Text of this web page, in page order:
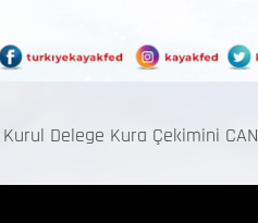
Delege Kura Çekimini